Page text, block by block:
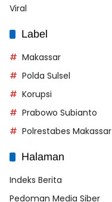
Viral
Label
Makassar
Polda Sulsel
Korupsi
Prabowo Subianto
Polrestabes Makassar
Halaman
Indeks Berita
Pedoman Media Siber